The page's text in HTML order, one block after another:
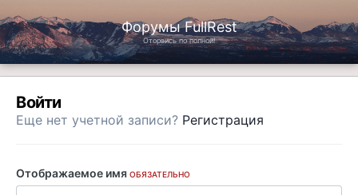
Форумы FullRest
Оторвись по полной!
Войти
Еще нет учетной записи? Регистрация
Отображаемое имя ОБЯЗАТЕЛЬНО